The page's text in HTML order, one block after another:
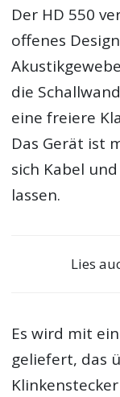
Der HD 550
offenes
die
eine freiere
Das Gerät ist
sich Kabel
lassen.
Lies
Es wird mit
geliefert, das